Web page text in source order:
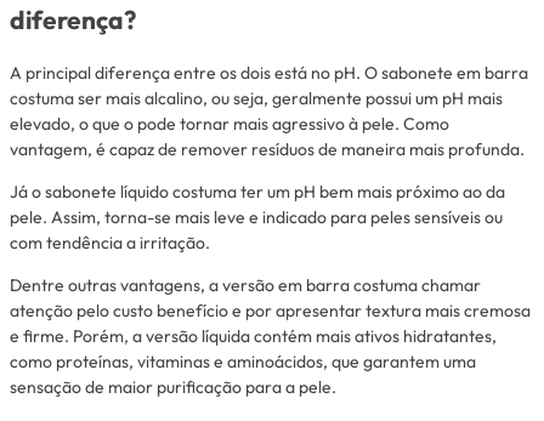
diferença?
A principal diferença entre os dois está no pH. O sabonete em barra
costuma ser mais alcalino, ou seja, geralmente possui um pH mais
elevado, o que o pode tornar mais agressivo à pele. Como
vantagem, é capaz de remover resíduos de maneira mais profunda.
Já o sabonete líquido costuma ter um pH bem mais próximo ao da
pele. Assim, torna-se mais leve e indicado para peles sensíveis ou
com tendência a irritação.
Dentre outras vantagens, a versão em barra costuma chamar
atenção pelo custo benefício e por apresentar textura mais cremosa
e firme. Porém, a versão líquida contém mais ativos hidratantes,
como proteínas, vitaminas e aminoácidos, que garantem uma
sensação de maior purificação para a pele.